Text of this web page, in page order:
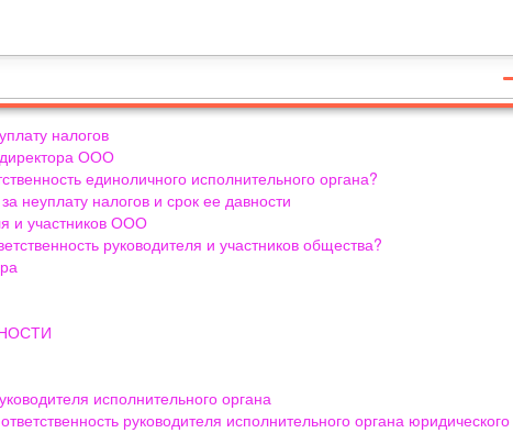
налогов
ООО
единоличного исполнительного органа?
неуплату налогов и срок ее давности
и участников ООО
руководителя и участников общества?
исполнительного органа
руководителя исполнительного органа юридического